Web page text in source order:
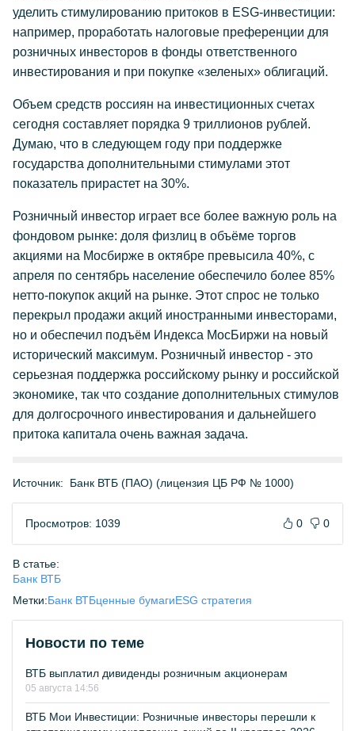
уделить стимулированию притоков в ESG-инвестиции:
например, проработать налоговые преференции для
розничных инвесторов в фонды ответственного
инвестирования и при покупке «зеленых» облигаций.
Объем средств россиян на инвестиционных счетах
сегодня составляет порядка 9 триллионов рублей.
Думаю, что в следующем году при поддержке
государства дополнительными стимулами этот
показатель прирастет на 30%.
Розничный инвестор играет все более важную роль на
фондовом рынке: доля физлиц в объёме торгов
акциями на Мосбирже в октябре превысила 40%, с
апреля по сентябрь население обеспечило более 85%
нетто-покупок акций на рынке. Этот спрос не только
перекрыл продажи акций иностранными инвесторами,
но и обеспечил подъём Индекса МосБиржи на новый
исторический максимум. Розничный инвестор - это
серьезная поддержка российскому рынку и российской
экономике, так что создание дополнительных стимулов
для долгосрочного инвестирования и дальнейшего
притока капитала очень важная задача.
Источник: Банк ВТБ (ПАО) (лицензия ЦБ РФ № 1000)
Просмотров: 1039 0 0
В статье:
Банк ВТБ
Метки:Банк ВТБценные бумагиESG стратегия
Новости по теме
ВТБ выплатил дивиденды розничным акционерам
05 августа 14:56
ВТБ Мои Инвестиции: Розничные инвесторы перешли к